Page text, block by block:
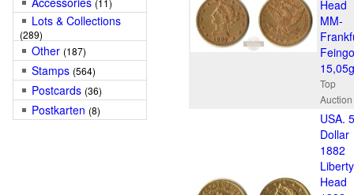
(11)
Lots & Collections
(289)
Other (187)
Stamps (564)
Postcards (36)
Postkarten (8)
Head
MM-
15,05g
Top
Auction
USA. 5
Dollar
1882
Liberty
Head